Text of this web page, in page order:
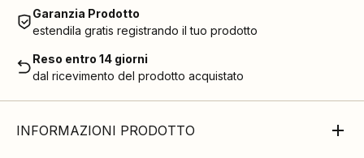
Garanzia Prodotto
estendila gratis registrando il tuo prodotto
Reso entro 14 giorni
dal ricevimento del prodotto acquistato
INFORMAZIONI PRODOTTO